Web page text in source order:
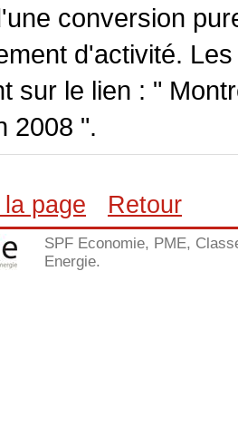
conversion
d'activité.
sur le lien : "
2008 ".
page Retour
SPF Economie, PME,
Energie.